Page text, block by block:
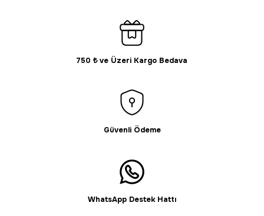
Gönder
750 ₺ ve Üzeri Kargo Bedava
Güvenli Ödeme
WhatsApp Destek Hattı